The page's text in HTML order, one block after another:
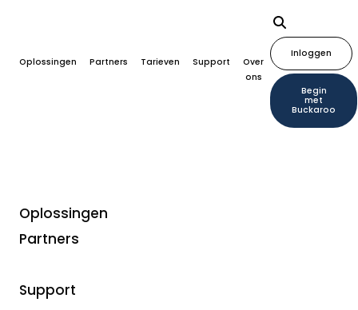
Oplossingen Partners Tarieven Support
Over
ons
Inloggen
Begin
met
Buckaroo
Oplossingen
Partners
Support
Betaalmethoden
iDIN een snelle en veilige